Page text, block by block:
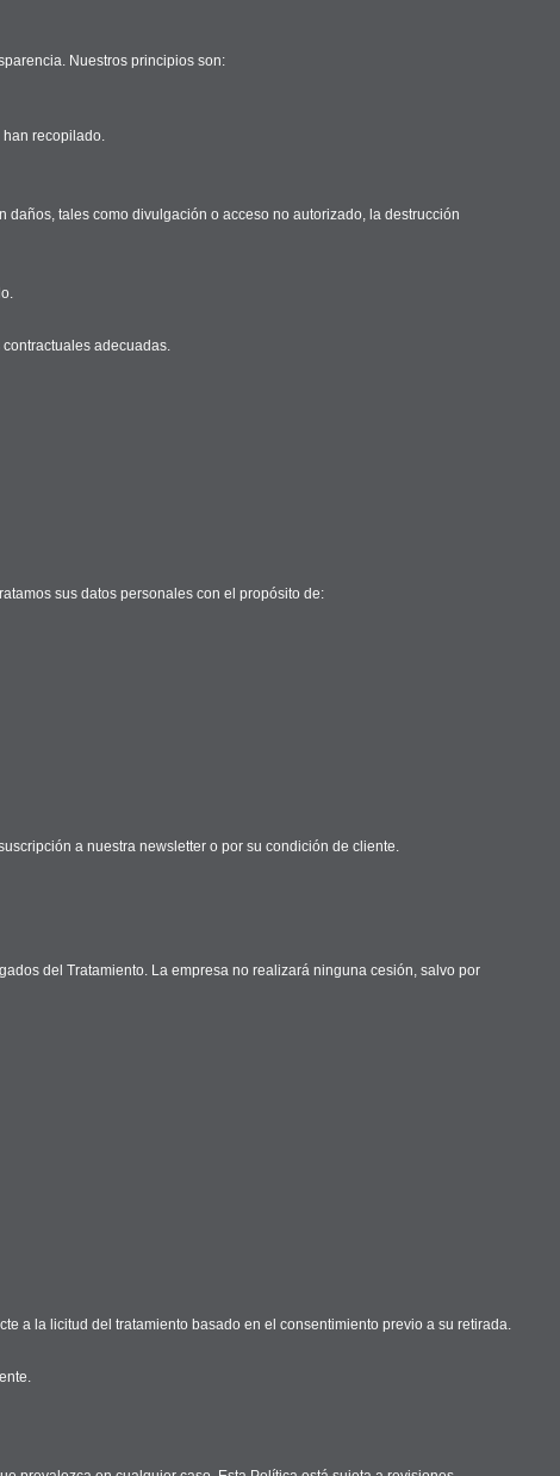
Nuestros principios son:
recopilado.
tales como divulgación o acceso no autorizado, la destrucción
adecuadas.
sus datos personales con el propósito de:
a nuestra newsletter o por su condición de cliente.
del Tratamiento. La empresa no realizará ninguna cesión, salvo por
a la licitud del tratamiento basado en el consentimiento previo a su retirada.